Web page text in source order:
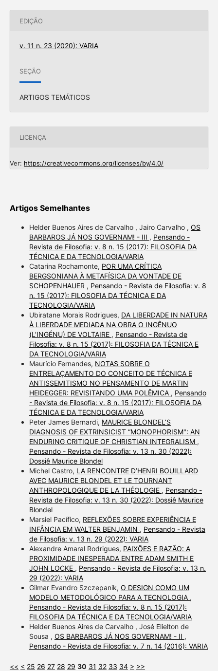
EDIÇÃO
v. 11 n. 23 (2020): VARIA
SEÇÃO
ARTIGOS TEMÁTICOS
LICENÇA
Ver: https://creativecommons.org/licenses/by/4.0/
Artigos Semelhantes
Helder Buenos Aires de Carvalho , Jairo Carvalho , OS
BARBAROS JÁ NOS GOVERNAM! - III , Pensando -
Revista de Filosofia: v. 8 n. 15 (2017): FILOSOFIA DA
TÉCNICA E DA TECNOLOGIA/VARIA
Catarina Rochamonte, POR UMA CRÍTICA
BERGSONIANA À METAFÍSICA DA VONTADE DE
SCHOPENHAUER , Pensando - Revista de Filosofia: v. 8
n. 15 (2017): FILOSOFIA DA TÉCNICA E DA
TECNOLOGIA/VARIA
Ubiratane Morais Rodrigues, DA LIBERDADE IN NATURA
À LIBERDADE MEDIADA NA OBRA O INGÊNUO
(L’INGÉNU) DE VOLTAIRE , Pensando - Revista de
Filosofia: v. 8 n. 15 (2017): FILOSOFIA DA TÉCNICA E
DA TECNOLOGIA/VARIA
Maurício Fernandes, NOTAS SOBRE O
ENTRELAÇAMENTO DO CONCEITO DE TÉCNICA E
ANTISSEMITISMO NO PENSAMENTO DE MARTIN
HEIDEGGER: REVISITANDO UMA POLÊMICA , Pensando
- Revista de Filosofia: v. 8 n. 15 (2017): FILOSOFIA DA
TÉCNICA E DA TECNOLOGIA/VARIA
Peter James Bernardi, MAURICE BLONDEL’S
DIAGNOSIS OF EXTRINSICIST “MONOPHORISM": AN
ENDURING CRITIQUE OF CHRISTIAN INTEGRALISM ,
Pensando - Revista de Filosofia: v. 13 n. 30 (2022):
Dossiê Maurice Blondel
Michel Castro, LA RENCONTRE D’HENRI BOUILLARD
AVEC MAURICE BLONDEL ET LE TOURNANT
ANTHROPOLOGIQUE DE LA THÉOLOGIE , Pensando -
Revista de Filosofia: v. 13 n. 30 (2022): Dossiê Maurice
Blondel
Marsiel Pacífico, REFLEXÕES SOBRE EXPERIÊNCIA E
INFÂNCIA EM WALTER BENJAMIN , Pensando - Revista
de Filosofia: v. 13 n. 29 (2022): VARIA
Alexandre Amaral Rodrigues, PAIXÕES E RAZÃO: A
PROXIMIDADE INESPERADA ENTRE ADAM SMITH E
JOHN LOCKE , Pensando - Revista de Filosofia: v. 13 n.
29 (2022): VARIA
Gilmar Evandro Szczepanik, O DESIGN COMO UM
MODELO METODOLÓGICO PARA A TECNOLOGIA ,
Pensando - Revista de Filosofia: v. 8 n. 15 (2017):
FILOSOFIA DA TÉCNICA E DA TECNOLOGIA/VARIA
Helder Buenos Aires de Carvalho , José Elielton de
Sousa , OS BARBAROS JÁ NOS GOVERNAM! - II ,
Pensando - Revista de Filosofia: v. 7 n. 14 (2016): VARIA
<< < 25 26 27 28 29 30 31 32 33 34 > >>